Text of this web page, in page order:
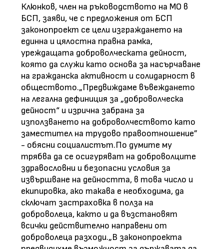
Клюнков, член на ръководството на МО в
БСП, заяви, че с предложения от БСП
законопроект се цели изграждането на
единна и цялостна правна рамка,
уреждащата доброволческата дейност,
която да служи като основа за насърчаване
на гражданска активност и солидарност в
обществото.„Предвиждаме въвеждането
на легална дефиниция за „доброволческа
дейност“ и изрична забрана за
използването на доброволчеството като
заместител на трудово правоотношение”
- обясни социалистът.По думите му
трябва да се осигуряват на доброволците
здравословни и безопасни условия за
извършване на дейността, в това число и
екипировка, ако такава е необходима, да
сключат застраховка в полза на
доброволеца, както и да възстановят
всички действително направени от
доброволеца разходи.„В законопроекта